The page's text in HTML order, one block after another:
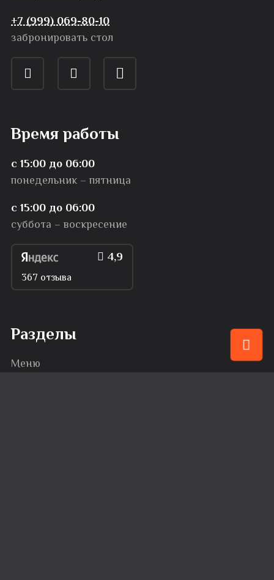
+7 (999) 069-80-10
забронировать стол
Время работы
с 15:00 до 06:00
понедельник – пятница
с 15:00 до 06:00
суббота – воскресение
4,9
367 отзыва
Разделы
Меню